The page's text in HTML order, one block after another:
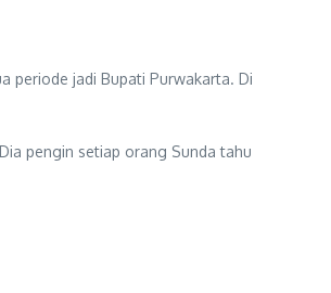
periode jadi Bupati Purwakarta. Di
pengin setiap orang Sunda tahu